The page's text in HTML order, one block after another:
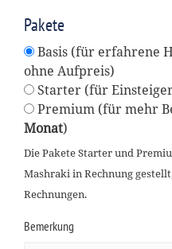
Pakete
Basis (für erfahrene
ohne Aufpreis)
Starter (für
Premium (für mehr
Monat)
Die Pakete Starter und
Mashraki in Rechnung
Rechnungen.
Bemerkung